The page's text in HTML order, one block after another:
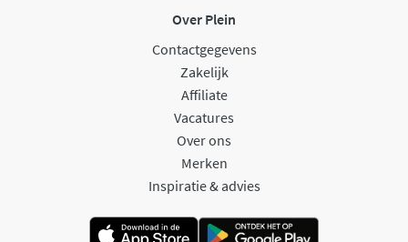
Over Plein
Contactgegevens
Zakelijk
Affiliate
Vacatures
Over ons
Merken
Inspiratie & advies